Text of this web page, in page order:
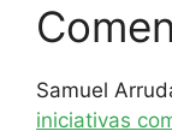
Samuel
iniciativas